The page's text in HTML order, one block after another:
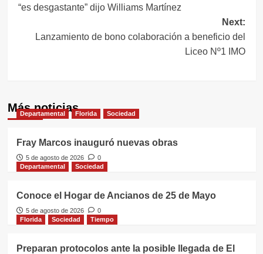
entradas
“es desgastante” dijo Williams Martínez
Next:
Lanzamiento de bono colaboración a beneficio del
Liceo Nº1 IMO
Más noticias
Departamental Florida Sociedad
Fray Marcos inauguró nuevas obras
5 de agosto de 2026
0
Departamental
Sociedad
Conoce el Hogar de Ancianos de 25 de Mayo
5 de agosto de 2026
0
Florida
Sociedad Tiempo
Preparan protocolos ante la posible llegada de El